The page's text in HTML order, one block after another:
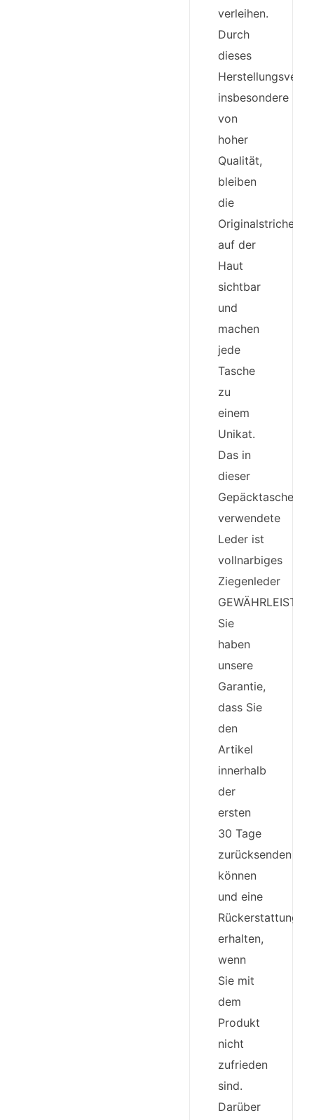
verleihen.
Durch
dieses
insbesondere
von
hoher
Qualität,
bleiben
die
Originalstriche
auf der
Haut
sichtbar
und
machen
jede
Tasche
zu
einem
Unikat.
Das in
dieser
Gepäcktasche
verwendete
Leder ist
vollnarbiges
Ziegenleder
Sie
haben
unsere
Garantie,
dass Sie
den
Artikel
innerhalb
der
ersten
30 Tage
zurücksenden
können
und eine
Rückerstattung
erhalten,
wenn
Sie mit
dem
Produkt
nicht
zufrieden
sind.
Darüber